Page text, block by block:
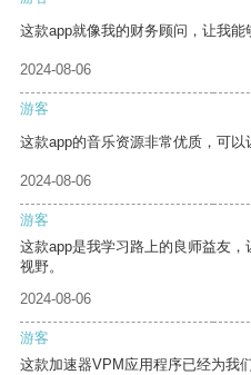
这款app就像我的财务顾问，让我能
2024-08-06
游客
这款app的音乐资源非常优质，可以
2024-08-06
游客
这款app是我学习路上的良师益友
视野。
2024-08-06
游客
这款加速器VPM应用程序已经为我